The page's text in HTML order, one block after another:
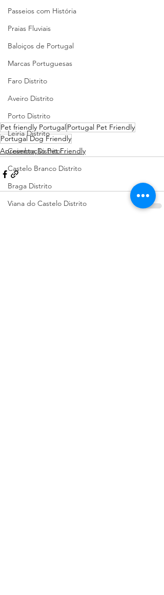
Passeios com História
Praias Fluviais
Baloiços de Portugal
Marcas Portuguesas
Faro Distrito
Aveiro Distrito
Porto Distrito
Leiria Distrito
Coimbra Distrito
Castelo Branco Distrito
Braga Distrito
Viana do Castelo Distrito
Pet friendly PortugalPortugal Pet Friendly
Portugal Dog Friendly
Apresentação Pet Friendly